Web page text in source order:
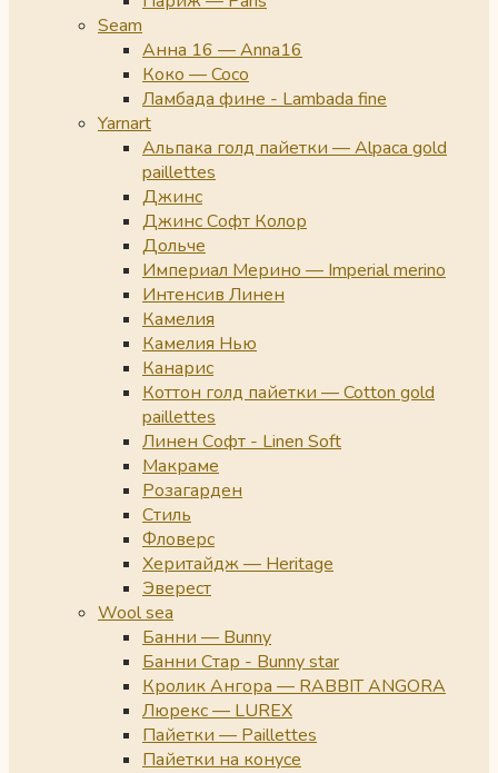
Seam
Анна 16 — Anna16
Коко — Coco
Ламбада фине - Lambada fine
Yarnart
Альпака голд пайетки — Alpaca gold
paillettes
Джинс
Джинс Софт Колор
Дольче
Империал Мерино — Imperial merino
Интенсив Линен
Камелия
Камелия Нью
Канарис
Коттон голд пайетки — Cotton gold
paillettes
Линен Софт - Linen Soft
Макраме
Розагарден
Стиль
Фловерс
Херитайдж — Heritage
Эверест
Wool sea
Банни — Bunny
Банни Стар - Bunny star
Кролик Ангора — RABBIT ANGORA
Люрекс — LUREX
Пайетки — Paillettes
Пайетки на конусе